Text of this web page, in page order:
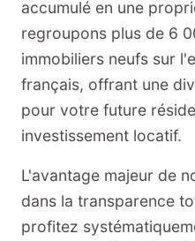
accumulé en une
regroupons plus de 6
immobiliers neufs sur
français, offrant une
pour votre future
investissement locatif.
L'avantage majeur de
dans la transparence
profitez